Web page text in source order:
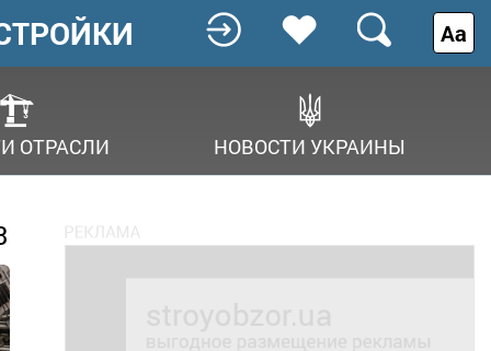
ОТРАСЛИ НОВОСТИ УКРАИНЫ
Аа